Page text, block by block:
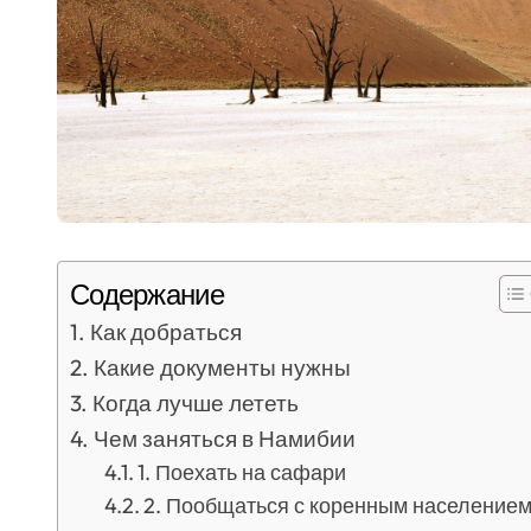
Содержание
Как добраться
Какие документы нужны
Когда лучше лететь
Чем заняться в Намибии
1. Поехать на сафари
2. Пообщаться с коренным